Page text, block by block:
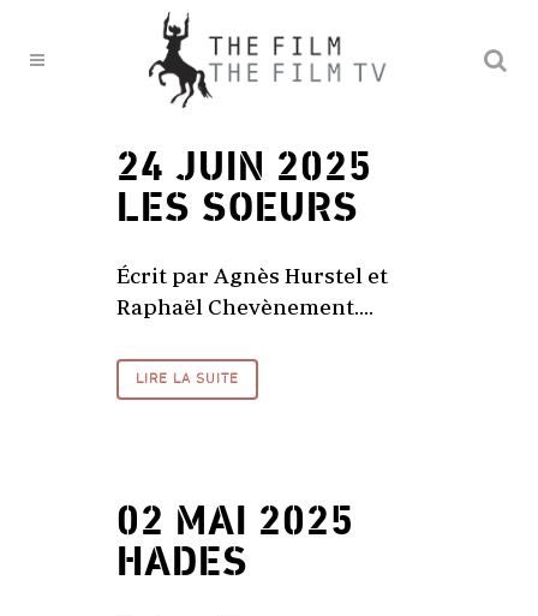
24 JUIN 2025
LES SOEURS
Écrit par Agnès Hurstel et
Raphaël Chevènement....
LIRE LA SUITE
02 MAI 2025
HADES